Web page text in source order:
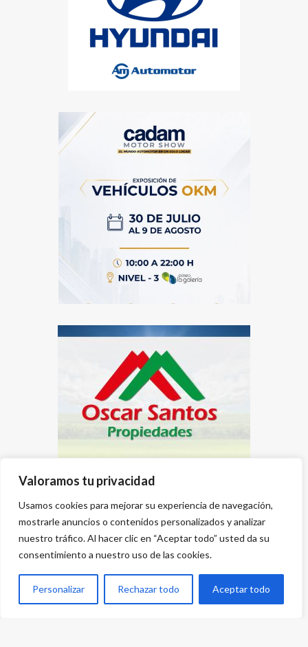
Valoramos tu privacidad
Usamos cookies para mejorar su experiencia de navegación,
mostrarle anuncios o contenidos personalizados y analizar
nuestro tráfico. Al hacer clic en “Aceptar todo” usted da su
consentimiento a nuestro uso de las cookies.
Personalizar Rechazar todo Aceptar todo